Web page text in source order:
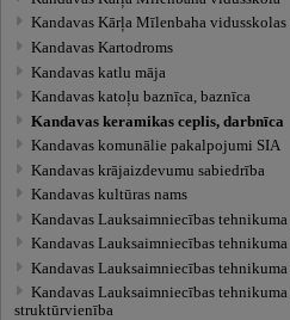
Kandavas Kārļa Mīlenbaha vidusskolas
Kandavas Kartodroms
Kandavas katlu māja
Kandavas katoļu baznīca, baznīca
Kandavas keramikas ceplis, darbnīca
Kandavas komunālie pakalpojumi SIA
Kandavas krājaizdevumu sabiedrība
Kandavas kultūras nams
Kandavas Lauksaimniecības
Kandavas Lauksaimniecības
Kandavas Lauksaimniecības
Kandavas Lauksaimniecības
struktūrvienība